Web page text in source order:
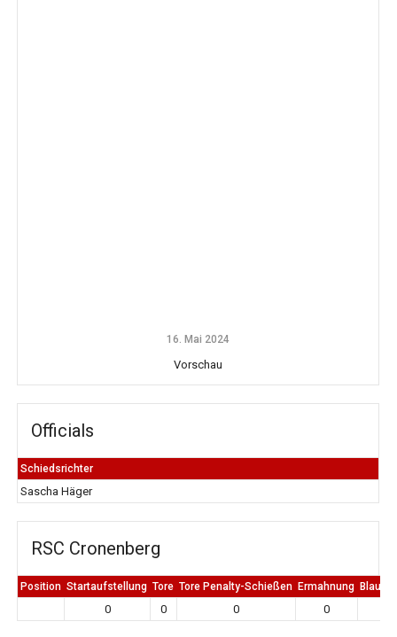
16. Mai 2024
Vorschau
Officials
Schiedsrichter
Sascha Häger
RSC Cronenberg
Position Startaufstellung Tore Tore Penalty-Schießen Ermahnung Blaue
0 0 0 0